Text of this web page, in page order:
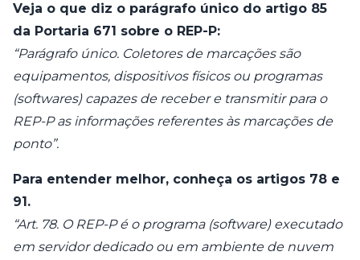
Veja o que diz o parágrafo único do artigo 85
da Portaria 671 sobre o REP-P:
“Parágrafo único. Coletores de marcações são
equipamentos, dispositivos físicos ou programas
(softwares) capazes de receber e transmitir para o
REP-P as informações referentes às marcações de
ponto”.
Para entender melhor, conheça os artigos 78 e
91.
“Art. 78. O REP-P é o programa (software) executado
em servidor dedicado ou em ambiente de nuvem